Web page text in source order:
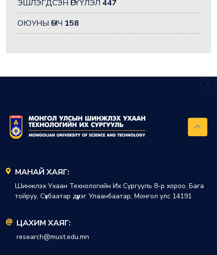
ЭШЛЭГДСЭН ӨГҮҮЛЭЛ 447
ОЮУНЫ ӨМЧ 158
МАНАЙ ХАЯГ:
Шинжлэх Ухаан Технологийн Их Сургууль 8-р хороо, Бага
тойруу, Сүхбаатар дүүрэг Улаанбаатар, Монгол улс 14191
ЦАХИМ ХАЯГ:
research@must.edu.mn